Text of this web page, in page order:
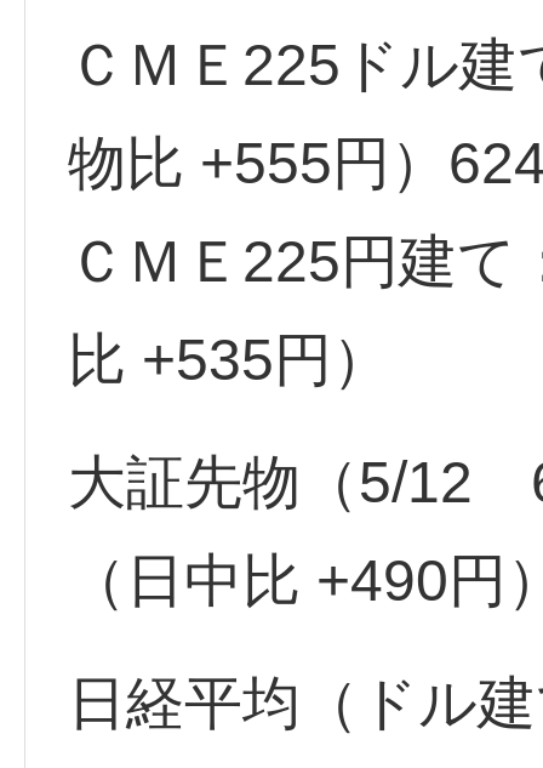
ＣＭＥ225ドル
物比 +555円）
ＣＭＥ225円建
比 +535円）
大証先物（5/12
（日中比 +490円
日経平均（ドル